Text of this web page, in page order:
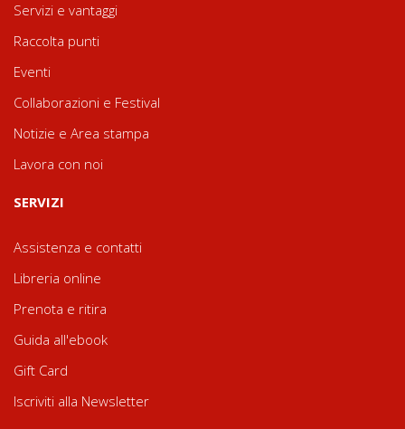
Servizi e vantaggi
Raccolta punti
Eventi
Collaborazioni e Festival
Notizie e Area stampa
Lavora con noi
SERVIZI
Assistenza e contatti
Libreria online
Prenota e ritira
Guida all'ebook
Gift Card
Iscriviti alla Newsletter